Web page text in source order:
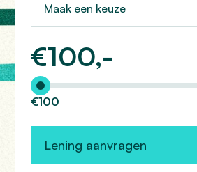
Maak een keuze
€100,-
Hoeveel wilt u lenen?
€100
Lening aanvragen